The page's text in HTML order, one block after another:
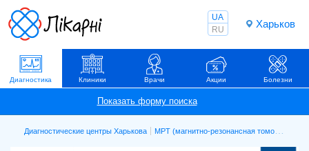
Харьков
UA
RU
Диагностика Клиники Врачи Акции Болезни
Диагностические центры Харькова МРТ (магнитно-резонансная томография)